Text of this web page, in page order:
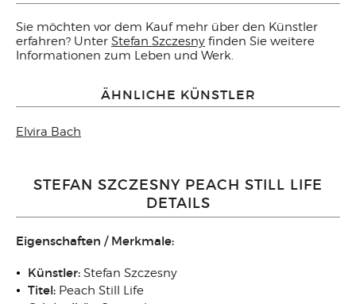
Sie möchten vor dem Kauf mehr über den Künstler
erfahren? Unter Stefan Szczesny finden Sie weitere
Informationen zum Leben und Werk.
ÄHNLICHE KÜNSTLER
Elvira Bach
STEFAN SZCZESNY PEACH STILL LIFE
DETAILS
Eigenschaften / Merkmale:
Künstler: Stefan Szczesny
Titel: Peach Still Life